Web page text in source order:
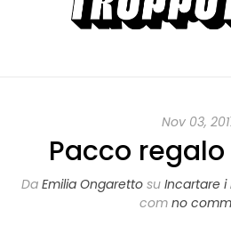
Nov 03,
Pacco
Da Emilia Ongarettosu Incartare i
com no